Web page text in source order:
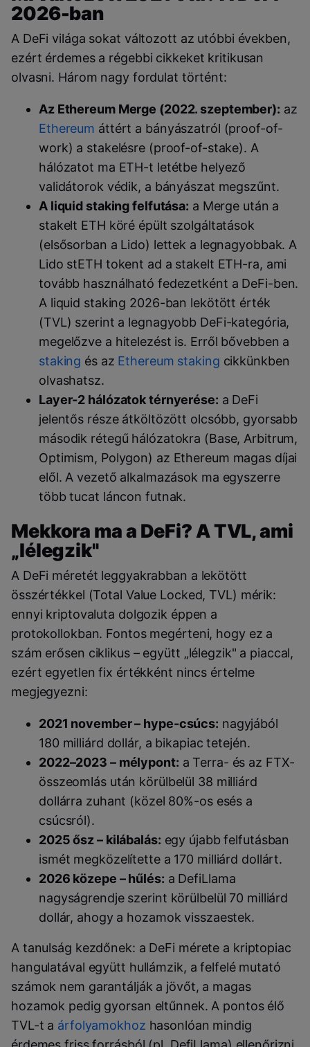
2026-ban
A DeFi világa sokat változott az utóbbi években,
ezért érdemes a régebbi cikkeket kritikusan
olvasni. Három nagy fordulat történt:
Az Ethereum Merge (2022. szeptember): az
Ethereum áttért a bányászatról (proof-of-
work) a stakelésre (proof-of-stake). A
hálózatot ma ETH-t letétbe helyező
validátorok védik, a bányászat megszűnt.
A liquid staking felfutása: a Merge után a
stakelt ETH köré épült szolgáltatások
(elsősorban a Lido) lettek a legnagyobbak. A
Lido stETH tokent ad a stakelt ETH-ra, ami
tovább használható fedezetként a DeFi-ben.
A liquid staking 2026-ban lekötött érték
(TVL) szerint a legnagyobb DeFi-kategória,
megelőzve a hitelezést is. Erről bővebben a
staking és az Ethereum staking cikkünkben
olvashatsz.
Layer-2 hálózatok térnyerése: a DeFi
jelentős része átköltözött olcsóbb, gyorsabb
második rétegű hálózatokra (Base, Arbitrum,
Optimism, Polygon) az Ethereum magas díjai
elől. A vezető alkalmazások ma egyszerre
több tucat láncon futnak.
Mekkora ma a DeFi? A TVL, ami
„lélegzik"
A DeFi méretét leggyakrabban a lekötött
összértékkel (Total Value Locked, TVL) mérik:
ennyi kriptovaluta dolgozik éppen a
protokollokban. Fontos megérteni, hogy ez a
szám erősen ciklikus – együtt „lélegzik" a piaccal,
ezért egyetlen fix értékként nincs értelme
megjegyezni:
2021 november – hype-csúcs: nagyjából
180 milliárd dollár, a bikapiac tetején.
2022–2023 – mélypont: a Terra- és az FTX-
összeomlás után körülbelül 38 milliárd
dollárra zuhant (közel 80%-os esés a
csúcsról).
2025 ősz – kilábalás: egy újabb felfutásban
ismét megközelítette a 170 milliárd dollárt.
2026 közepe – hűlés: a DefiLlama
nagyságrendje szerint körülbelül 70 milliárd
dollár, ahogy a hozamok visszaestek.
A tanulság kezdőnek: a DeFi mérete a kriptopiac
hangulatával együtt hullámzik, a felfelé mutató
számok nem garantálják a jövőt, a magas
hozamok pedig gyorsan eltűnnek. A pontos élő
TVL-t a árfolyamokhoz hasonlóan mindig